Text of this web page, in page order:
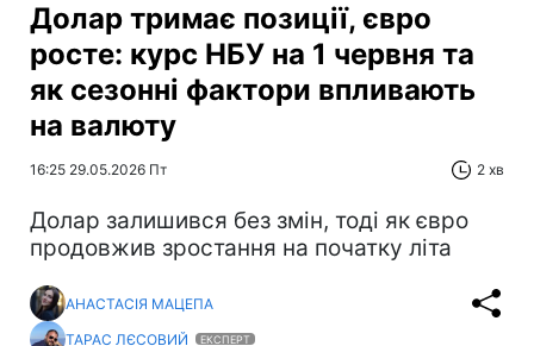
Долар тримає позиції, євро
росте: курс НБУ на 1 червня та
як сезонні фактори впливають
на валюту
16:25 29.05.2026 Пт 2 хв
Долар залишився без змін, тоді як євро
продовжив зростання на початку літа
АНАСТАСІЯ МАЦЕПА
ТАРАС ЛЄСОВИЙ
ЕКСПЕРТ